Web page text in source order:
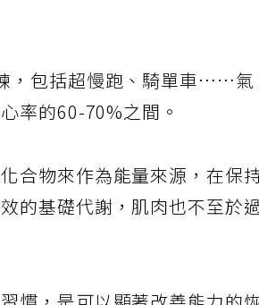
，包括超慢跑、騎單車……氣
率的60-70%之間。
合物來作為能量來源，在保
的基礎代謝，肌肉也不至於